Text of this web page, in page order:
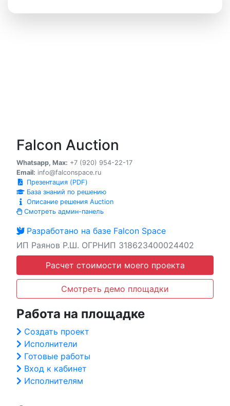
Falcon Auction
Whatsapp, Max: +7 (920) 954-22-17
Email: info@falconspace.ru
Презентация (PDF)
База знаний по решению
Описание решения Auction
Смотреть админ-панель
Разработано на базе Falcon Space
ИП Раянов Р.Ш. ОГРНИП 318623400024402
Расчет стоимости моего проекта
Смотреть демо площадки
Работа на площадке
Создать проект
Исполнители
Готовые работы
Вход к кабинет
Исполнителям